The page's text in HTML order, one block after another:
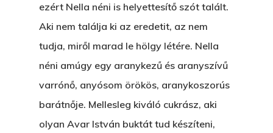
ezért Nella néni is helyettesítő szót talált.
Aki nem találja ki az eredetit, az nem
tudja, miről marad le hölgy létére. Nella
néni amúgy egy aranykezű és aranyszívű
varrónő, anyósom örökös, aranykoszorús
barátnője. Mellesleg kiváló cukrász, aki
olyan Avar István buktát tud készíteni,